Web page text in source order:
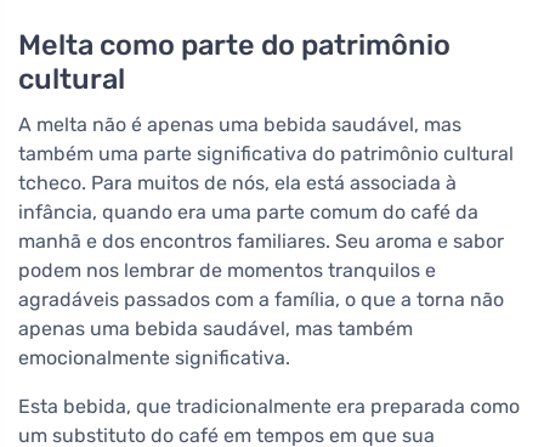
Melta como parte do patrimônio
cultural
A melta não é apenas uma bebida saudável, mas
também uma parte significativa do patrimônio cultural
tcheco. Para muitos de nós, ela está associada à
infância, quando era uma parte comum do café da
manhã e dos encontros familiares. Seu aroma e sabor
podem nos lembrar de momentos tranquilos e
agradáveis passados com a família, o que a torna não
apenas uma bebida saudável, mas também
emocionalmente significativa.
Esta bebida, que tradicionalmente era preparada como
um substituto do café em tempos em que sua